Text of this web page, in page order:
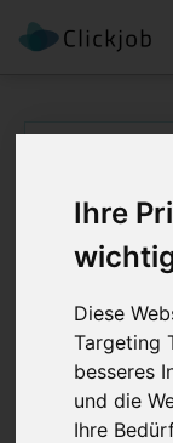
Ihre
Diese
Targeting
besseres
und die
Ihre
oder